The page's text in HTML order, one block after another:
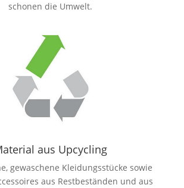
schonen die Umwelt.
aus Upcycling
gewaschene Kleidungsstücke sowie
aus Restbeständen und aus